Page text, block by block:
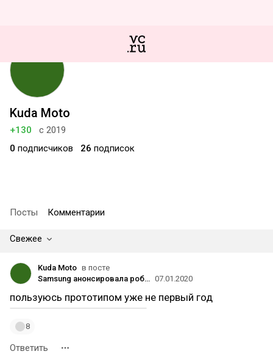
Kuda Moto
+130
с 2019
0 подписчиков 26 подписок
Посты Комментарии
Свежее
Kuda Moto в посте
Samsung анонсировала робота-компаньона для дома Ballie 07.01.2020
пользуюсь прототипом уже не первый год
8
Ответить